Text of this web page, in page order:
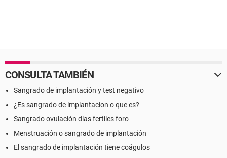
CONSULTA TAMBIÉN
Sangrado de implantación y test negativo
¿Es sangrado de implantacion o que es?
Sangrado ovulación dias fertiles foro
Menstruación o sangrado de implantación
El sangrado de implantación tiene coágulos